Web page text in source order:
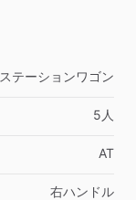
ステーションワゴン
5人
AT
右ハンドル